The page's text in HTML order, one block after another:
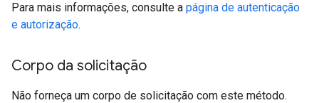
Para mais informações, consulte a página de autenticação
e autorização.
Corpo da solicitação
Não forneça um corpo de solicitação com este método.